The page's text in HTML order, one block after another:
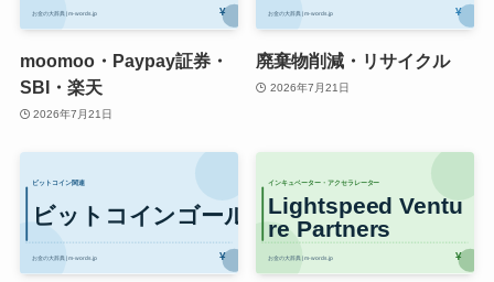
moomoo・Paypay証券・
SBI・楽天
2026年7月21日
廃棄物削減・リサイクル
2026年7月21日